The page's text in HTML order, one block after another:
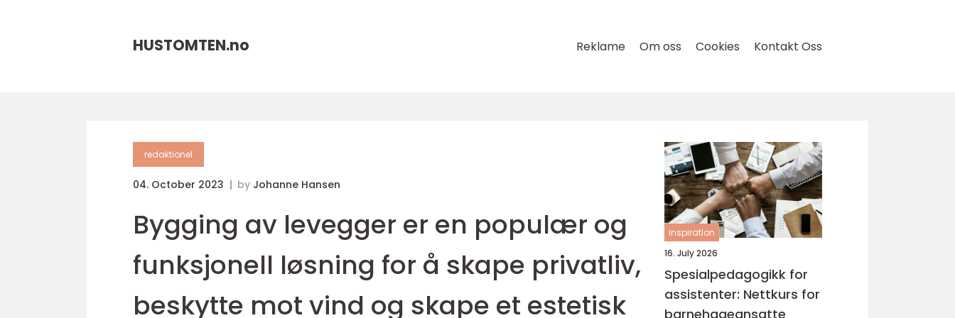
HUSTOMTEN.no Reklame Om oss Cookies Kontakt Oss
redaktionel
04. October 2023 by Johanne Hansen
Bygging av levegger er en populær og
funksjonell løsning for å skape privatliv,
beskytte mot vind og skape et estetisk
inspiration
16. July 2026
Spesialpedagogikk for
assistenter: Nettkurs for
barnehageansatte